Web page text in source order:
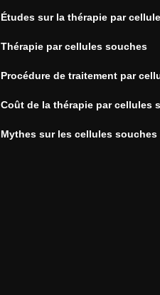
Études sur la thérapie par
Thérapie par cellules souches
Procédure de traitement par
Coût de la thérapie par cellules
Mythes sur les cellules souches